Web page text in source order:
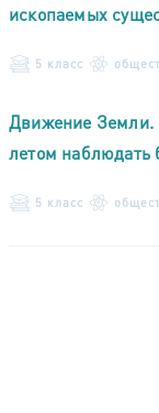
ископаемых
5 класс
Движение Земли.
летом наблюдать
5 класс